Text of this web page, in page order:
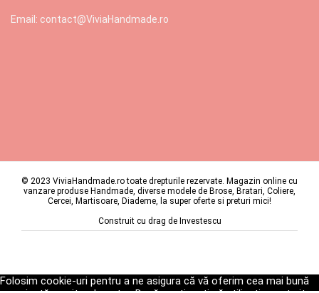
Email: contact@ViviaHandmade.ro
© 2023 ViviaHandmade.ro toate drepturile rezervate. Magazin online cu
vanzare produse Handmade, diverse modele de Brose, Bratari, Coliere,
Cercei, Martisoare, Diademe, la super oferte si preturi mici!
Construit cu drag de Investescu
Folosim cookie-uri pentru a ne asigura că vă oferim cea mai bună